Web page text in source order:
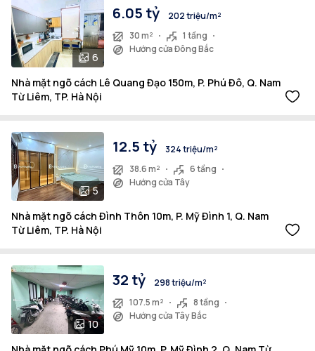
6
6.05 tỷ
202 triệu/m²
30 m²
1 tầng
Hướng cửa Đông Bắc
Nhà mặt ngõ cách Lê Quang Đạo 150m, P. Phú Đô, Q. Nam
Từ Liêm, TP. Hà Nội
5
12.5 tỷ
324 triệu/m²
38.6 m²
6 tầng
Hướng cửa Tây
Nhà mặt ngõ cách Đình Thôn 10m, P. Mỹ Đình 1, Q. Nam
Từ Liêm, TP. Hà Nội
10
32 tỷ
298 triệu/m²
107.5 m²
8 tầng
Hướng cửa Tây Bắc